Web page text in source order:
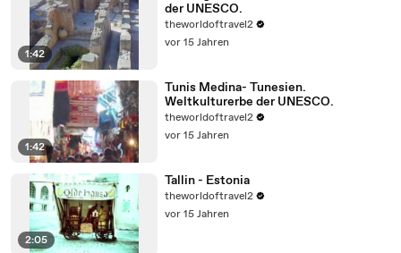
1:42
der UNESCO.
theworldoftravel2
vor 15 Jahren
1:42
Tunis Medina- Tunesien.
Weltkulturerbe der UNESCO.
theworldoftravel2
vor 15 Jahren
2:05
Tallin - Estonia
theworldoftravel2
vor 15 Jahren